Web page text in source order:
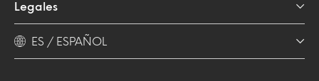
Legales
ES / ESPAÑOL